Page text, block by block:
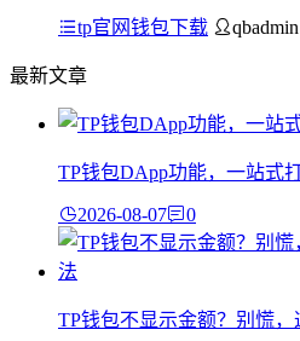
tp官网钱包下载 qbadmin
最新文章
TP钱包DApp功能，一站式
2026-08-07 0
TP钱包不显示金额？别慌